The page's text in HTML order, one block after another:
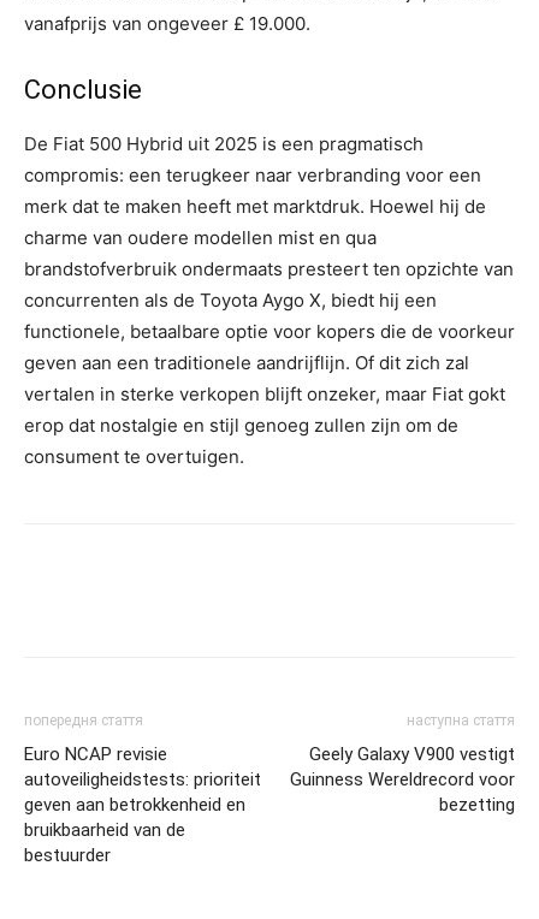
vanafprijs van ongeveer £ 19.000.
Conclusie
De Fiat 500 Hybrid uit 2025 is een pragmatisch
compromis: een terugkeer naar verbranding voor een
merk dat te maken heeft met marktdruk. Hoewel hij de
charme van oudere modellen mist en qua
brandstofverbruik ondermaats presteert ten opzichte van
concurrenten als de Toyota Aygo X, biedt hij een
functionele, betaalbare optie voor kopers die de voorkeur
geven aan een traditionele aandrijflijn. Of dit zich zal
vertalen in sterke verkopen blijft onzeker, maar Fiat gokt
erop dat nostalgie en stijl genoeg zullen zijn om de
consument te overtuigen.
попередня стаття
Euro NCAP revisie
autoveiligheidstests: prioriteit
geven aan betrokkenheid en
bruikbaarheid van de
bestuurder
наступна стаття
Geely Galaxy V900 vestigt
Guinness Wereldrecord voor
bezetting